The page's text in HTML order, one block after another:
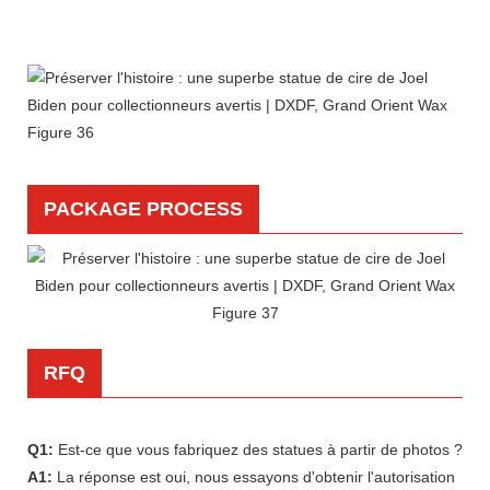
PACKAGE PROCESS
RFQ
Q1: Est-ce que vous fabriquez des statues à partir de photos ?
A1: La réponse est oui, nous essayons d'obtenir l'autorisation